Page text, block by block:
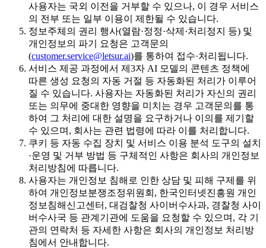
사용자는 국외 이전을 거부할 수 있으나, 이 경우 서비스
의 전부 또는 일부 이용이 제한될 수 있습니다.
정보주체의 권리 행사(열람·정정·삭제·처리정지 등) 및
개인정보의 파기 요청은 고객문의
(customer.service@letsur.ai)를 통하여 접수·처리됩니다.
서비스 제공 과정에서 제3자 AI 모델의 콘텐츠 정책에
따른 생성 요청의 자동 거절 등 자동화된 처리가 이루어
질 수 있습니다. 사용자는 자동화된 처리가 자신의 권리
또는 의무에 중대한 영향을 미치는 경우 고객문의를 통
하여 그 처리에 대한 설명을 요구하거나 이의를 제기할
수 있으며, 회사는 관련 법령에 따라 이를 처리합니다.
쿠키 등 자동 수집 장치 및 서비스 이용 분석 도구의 설치
·운영 및 거부 방법 등 구체적인 사항은 회사의 개인정보
처리방침에 따릅니다.
사용자는 개인정보 침해로 인한 상담 및 피해 구제를 위
하여 개인정보분쟁조정위원회, 한국인터넷진흥원 개인
정보침해신고센터, 대검찰청 사이버수사과, 경찰청 사이
버수사국 등 관계기관에 도움을 요청할 수 있으며, 각 기
관의 연락처 등 자세한 사항은 회사의 개인정보 처리방
침에서 안내합니다.